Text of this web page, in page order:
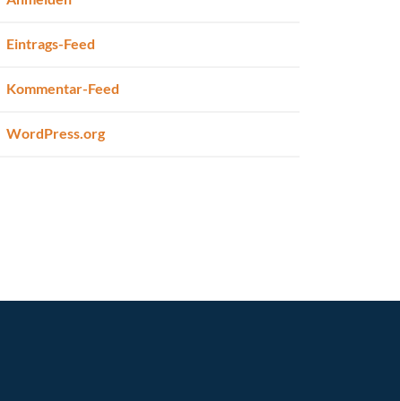
Eintrags-Feed
Kommentar-Feed
WordPress.org